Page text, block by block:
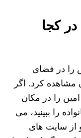
کجا
در فضای
کرد. اگر
را در مکان
را ببینید، می
و از سایت های